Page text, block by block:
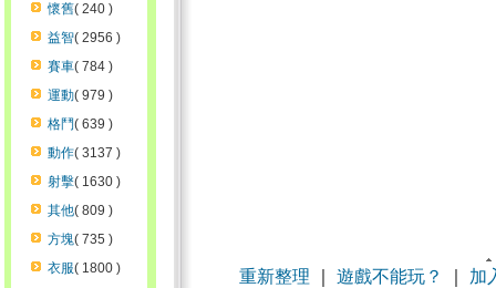
懷舊( 240 )
益智( 2956 )
賽車( 784 )
運動( 979 )
格鬥( 639 )
動作( 3137 )
射擊( 1630 )
其他( 809 )
方塊( 735 )
衣服( 1800 )
重新整理 遊戲不能玩？ 加